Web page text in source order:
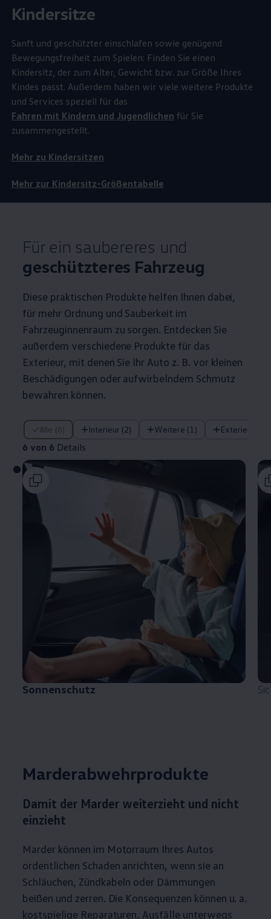
Kindersitze
Sanft und geschützter einschlafen sowie genügend
Bewegungsfreiheit zum Spielen: Finden Sie einen
Kindersitz, der zum Alter, Gewicht bzw. zur Größe Ihres
Kindes passt. Außerdem haben wir viele weitere Produkte
und Services speziell für das
Fahren mit Kindern und Jugendlichen für Sie
zusammengestellt.
Mehr zu Kindersitzen
Mehr zur Kindersitz-Größentabelle
Für ein saubereres und
geschützteres Fahrzeug
Diese praktischen Produkte helfen Ihnen dabei,
für mehr Ordnung und Sauberkeit im
Fahrzeuginnenraum zu sorgen. Entdecken Sie
außerdem verschiedene Produkte für das
Exterieur, mit denen Sie Ihr Auto z. B. vor kleinen
Beschädigungen oder aufwirbelndem Schmutz
bewahren können.
Alle (6) Interieur (2) Weitere (1) Exterieur (2)
6 von 6 Details
6 von 6 Details
Sonnenschutz
Marderabwehrprodukte
Damit der Marder weiterzieht und nicht
einzieht
Marder können im Motorraum Ihres Autos
ordentlichen Schaden anrichten, wenn sie an
Schläuchen, Zündkabeln oder Dämmungen
beißen und zerren. Die Konsequenzen können u. a.
kostspielige Reparaturen, Ausfälle unterwegs